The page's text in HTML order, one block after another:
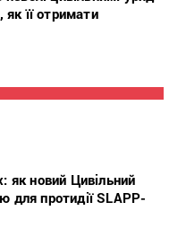
як її отримати
як новий Цивільний
протидії SLAPP-